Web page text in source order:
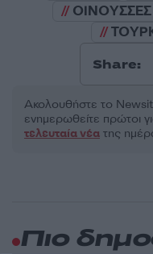
ΟΙΝΟΥΣΣΕΣ
Share:
Ακολουθήστε το
ενημερωθείτε πρώτοι
τελευταία νέα της
Πιο